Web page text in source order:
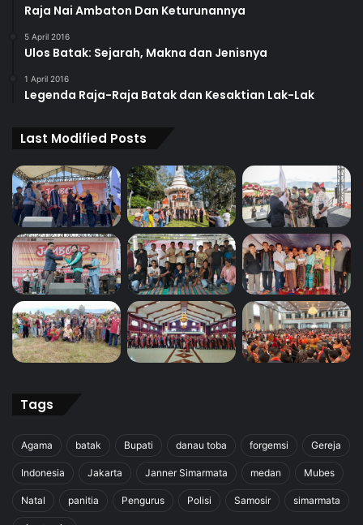
Raja Nai Ambaton Dan Keturunannya
5 April 2016
Ulos Batak: Sejarah, Makna dan Jenisnya
1 April 2016
Legenda Raja-Raja Batak dan Kesaktian Lak-Lak
Last Modified Posts
Tags
Agama batak Bupati danau toba forgemsi Gereja
Indonesia Jakarta Janner Simarmata medan Mubes
Natal panitia Pengurus Polisi Samosir simarmata